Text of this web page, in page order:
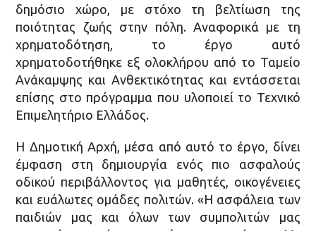
δημόσιο χώρο, με στόχο τη βελτίωση της
ποιότητας ζωής στην πόλη. Αναφορικά με τη
χρηματοδότηση, το έργο αυτό
χρηματοδοτήθηκε εξ ολοκλήρου από το Ταμείο
Ανάκαμψης και Ανθεκτικότητας και εντάσσεται
επίσης στο πρόγραμμα που υλοποιεί το Τεχνικό
Επιμελητήριο Ελλάδος.
Η Δημοτική Αρχή, μέσα από αυτό το έργο, δίνει
έμφαση στη δημιουργία ενός πιο ασφαλούς
οδικού περιβάλλοντος για μαθητές, οικογένειες
και ευάλωτες ομάδες πολιτών. «Η ασφάλεια των
παιδιών μας και όλων των συμπολιτών μας